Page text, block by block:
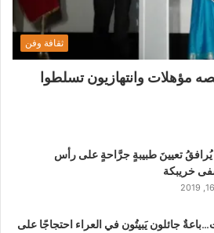
ثقافة وفن
مؤهلات وانتهازيون تسلطوا
تعيينَ طبيبةٍ جرَّاحةٍ على رأس
خريبكة
جائلون يَبيتُون في العراء احتجاجًا على